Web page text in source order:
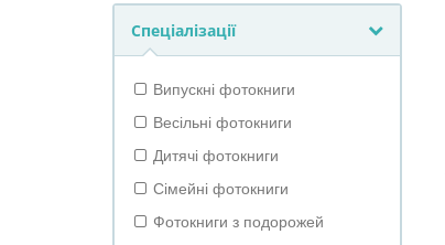
Спеціалізації
Випускні фотокниги
Весільні фотокниги
Дитячі фотокниги
Сімейні фотокниги
Фотокниги з подорожей